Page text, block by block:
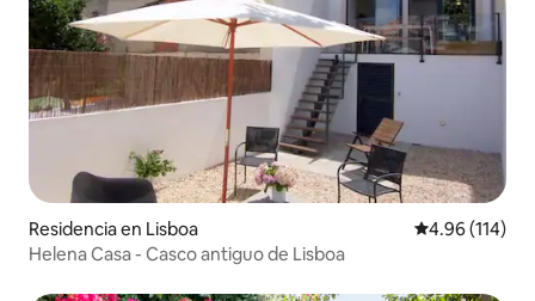
Residencia en Lisboa Calificación
4.96 (114)
Helena Casa - Casco antiguo de Lisboa